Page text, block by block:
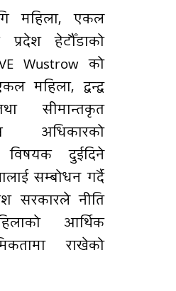
महिला, एकल
हेटौँडाको
Wustrow को
महिला, द्वन्द्व
सीमान्तकृत
अधिकारको
दुईदिने
सम्बोधन गर्दै
सरकारले नीति
आर्थिक
राखेको